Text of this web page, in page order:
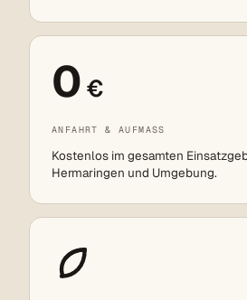
0 €
ANFAHRT & AUFMASS
Kostenlos im gesamten
Hermaringen und Umgebung.